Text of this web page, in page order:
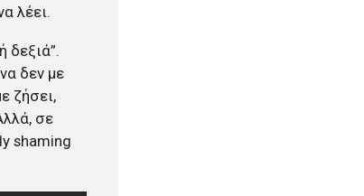
λέει.
δεξιά”.
δεν με
ζήσει,
σε
shaming